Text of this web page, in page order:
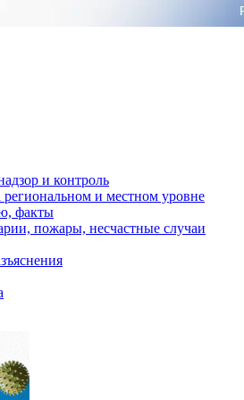
и контроль
и местном уровне
факты
пожары, несчастные случаи